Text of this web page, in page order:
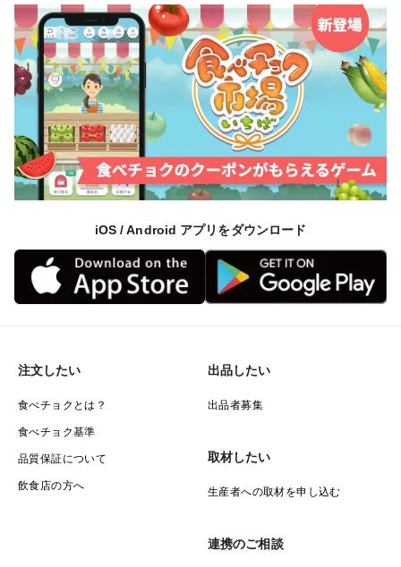
iOS / Android アプリをダウンロード
注文したい
食べチョクとは？
食べチョク基準
品質保証について
飲食店の方へ
出品したい
出品者募集
取材したい
生産者への取材を申し込む
連携のご相談